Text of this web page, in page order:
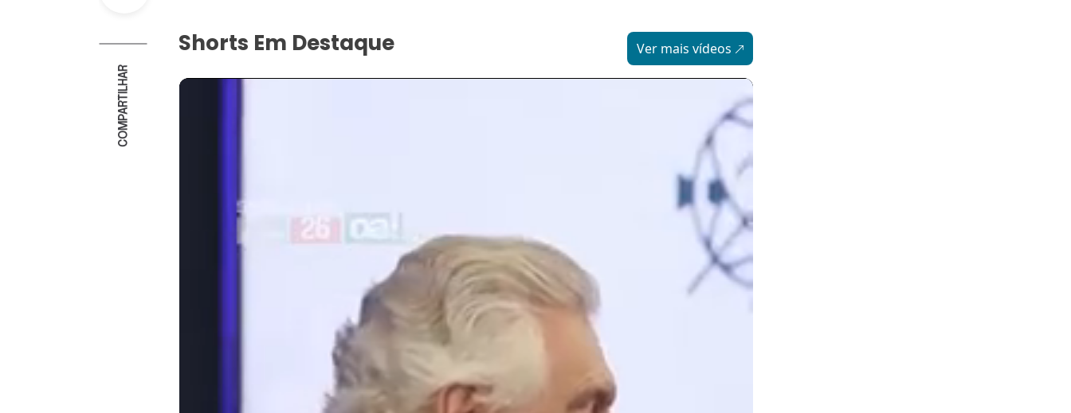
COMPARTILHAR
Shorts Em Destaque Ver mais vídeos